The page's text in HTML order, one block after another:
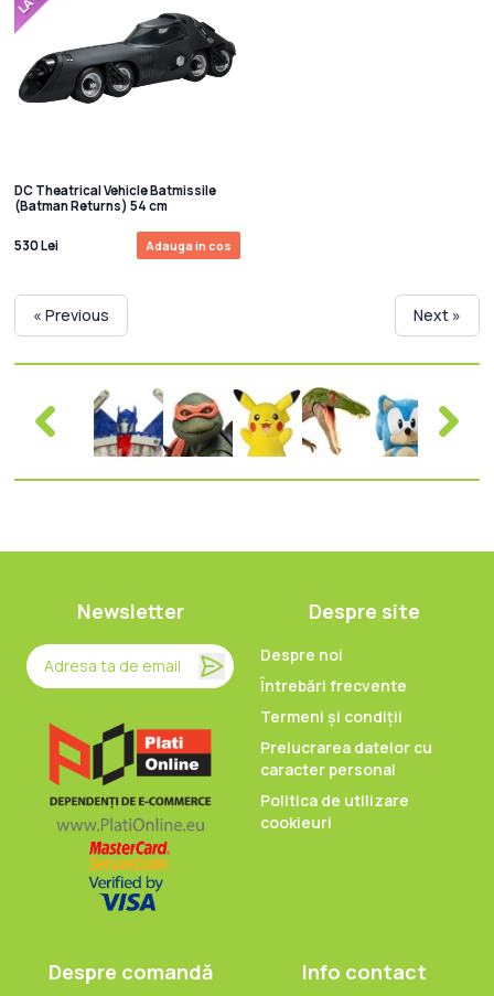
DC Theatrical Vehicle Batmissile
(Batman Returns) 54 cm
530 Lei Adauga in cos
« Previous Next »
Newsletter Despre site
Despre noi
Întrebări frecvente
Termeni și condiții
Prelucrarea datelor cu
caracter personal
Politica de utilizare
cookieuri
Despre comandă Info contact